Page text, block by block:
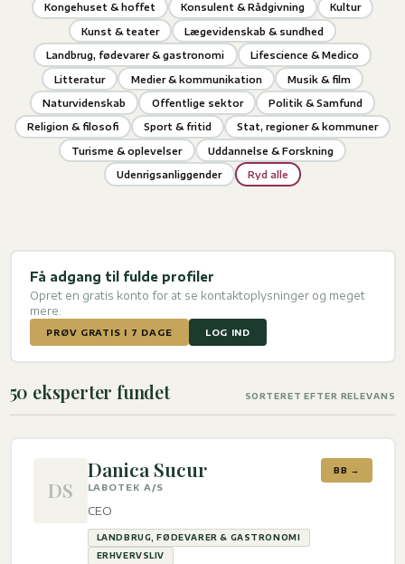
Kongehuset & hoffet Konsulent & Rådgivning Kultur
Kunst & teater Lægevidenskab & sundhed
Landbrug, fødevarer & gastronomi Lifescience & Medico
Litteratur Medier & kommunikation Musik & film
Naturvidenskab Offentlige sektor Politik & Samfund
Religion & filosofi Sport & fritid Stat, regioner & kommuner
Turisme & oplevelser Uddannelse & Forskning
Udenrigsanliggender Ryd alle
Få adgang til fulde profiler
Opret en gratis konto for at se kontaktoplysninger og meget
mere.
PRØV GRATIS I 7 DAGE LOG IND
50 eksperter fundet SORTERET EFTER RELEVANS
DS
Danica Sucur
LABOTEK A/S
CEO
LANDBRUG, FØDEVARER & GASTRONOMI
ERHVERVSLIV
BB →